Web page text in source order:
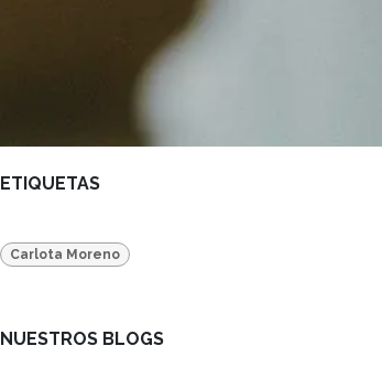
ETIQUETAS
Carlota Moreno
NUESTROS BLOGS